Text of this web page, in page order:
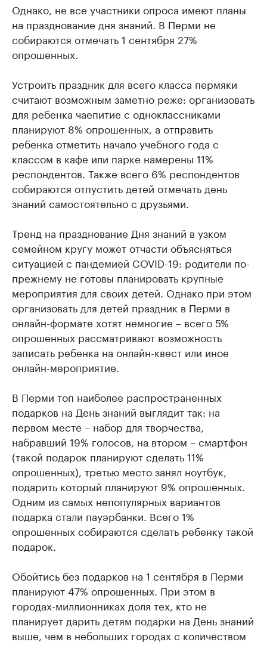
Однако, не все участники опроса имеют планы
на празднование дня знаний. В Перми не
собираются отмечать 1 сентября 27%
опрошенных.
Устроить праздник для всего класса пермяки
считают возможным заметно реже: организовать
для ребенка чаепитие с одноклассниками
планируют 8% опрошенных, а отправить
ребенка отметить начало учебного года с
классом в кафе или парке намерены 11%
респондентов. Также всего 6% респондентов
собираются отпустить детей отмечать день
знаний самостоятельно с друзьями.
Тренд на празднование Дня знаний в узком
семейном кругу может отчасти объясняться
ситуацией с пандемией COVID-19: родители по-
прежнему не готовы планировать крупные
мероприятия для своих детей. Однако при этом
организовать для детей праздник в Перми в
онлайн-формате хотят немногие – всего 5%
опрошенных рассматривают возможность
записать ребенка на онлайн-квест или иное
онлайн-мероприятие.
В Перми топ наиболее распространенных
подарков на День знаний выглядит так: на
первом месте – набор для творчества,
набравший 19% голосов, на втором – смартфон
(такой подарок планируют сделать 11%
опрошенных), третью место занял ноутбук,
подарить который планируют 9% опрошенных.
Одним из самых непопулярных вариантов
подарка стали пауэрбанки. Всего 1%
опрошенных собираются сделать ребенку такой
подарок.
Обойтись без подарков на 1 сентября в Перми
планируют 47% опрошенных. При этом в
городах-миллионниках доля тех, кто не
планирует дарить детям подарки на День знаний
выше, чем в небольших городах с количеством